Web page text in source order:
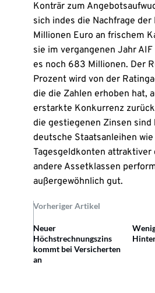
Konträr zum
sich indes die Nachfrage
Millionen Euro an frischem
sie im vergangenen Jahr
es noch 683 Millionen. Der
Prozent wird von der
die die Zahlen erhoben hat,
erstarkte Konkurrenz
die gestiegenen Zinsen sind
deutsche Staatsanleihen wie
Tagesgeldkonten attraktiver
andere Assetklassen
außergewöhnlich gut.
Vorheriger Artikel
Neuer
Höchstrechnungszins
kommt bei Versicherten
an